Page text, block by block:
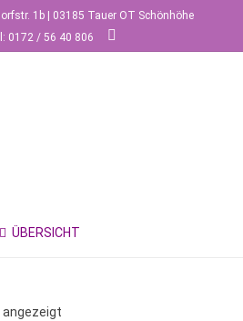
1b | 03185 Tauer OT Schönhöhe
0172 / 56 40 806
ÜBERSICHT
angezeigt